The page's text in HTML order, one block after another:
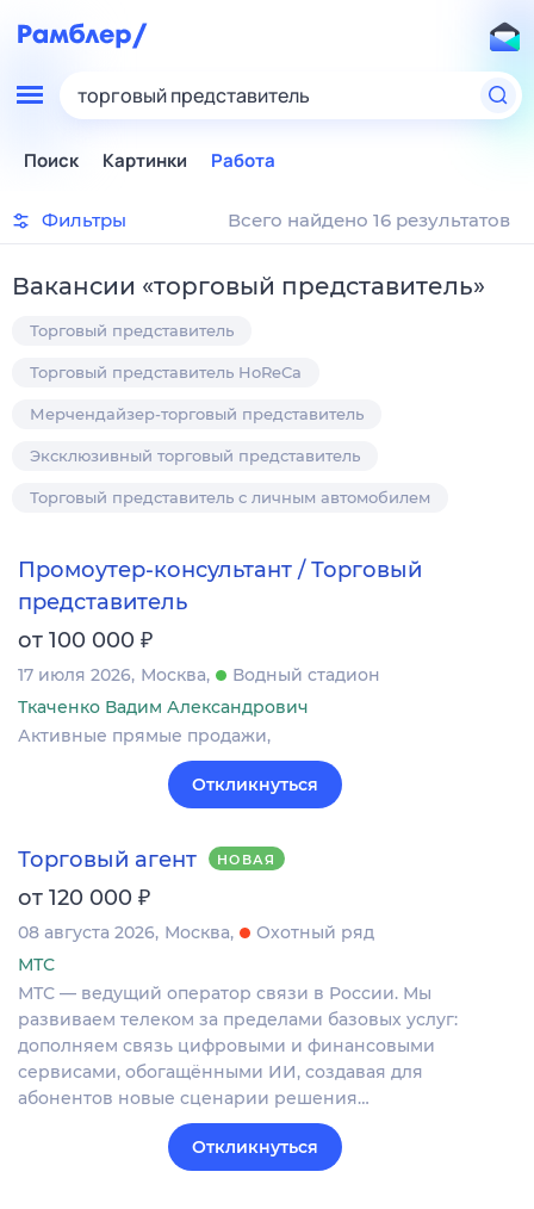
торговый представитель
Поиск Картинки Работа
Фильтры Всего найдено 16 результатов
Вакансии «торговый представитель»
Торговый представитель
Торговый представитель HoReCa
Мерчендайзер-торговый представитель
Эксклюзивный торговый представитель
Торговый представитель с личным автомобилем
Промоутер-консультант / Торговый
представитель
от 100 000 ₽
17 июля 2026 Москва
Водный стадион
Ткаченко Вадим Александрович
Активные прямые продажи,
Откликнуться
Торговый агент НОВАЯ
от 120 000 ₽
08 августа 2026 Москва
Охотный ряд
МТС
МТС — ведущий оператор связи в России. Мы
развиваем телеком за пределами базовых услуг:
дополняем связь цифровыми и финансовыми
сервисами, обогащёнными ИИ, создавая для
абонентов новые сценарии решения…
Откликнуться